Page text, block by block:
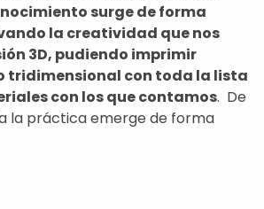
surge de forma
la creatividad que nos
3D, pudiendo imprimir
tridimensional con toda la lista
con los que contamos. De
la práctica emerge de forma